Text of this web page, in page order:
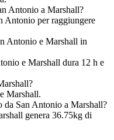
Antonio a Marshall?
Antonio per raggiungere
Antonio e Marshall in
e Marshall dura 12 h e
Marshall.
da San Antonio a Marshall?
genera 36.75kg di